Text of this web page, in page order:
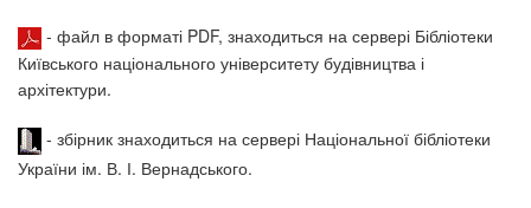
- файл в форматі PDF, знаходиться на сервері Бібліотеки
Київського національного університету будівництва і
архітектури.
- збірник знаходиться на сервері Національної бібліотеки
України ім. В. І. Вернадського.